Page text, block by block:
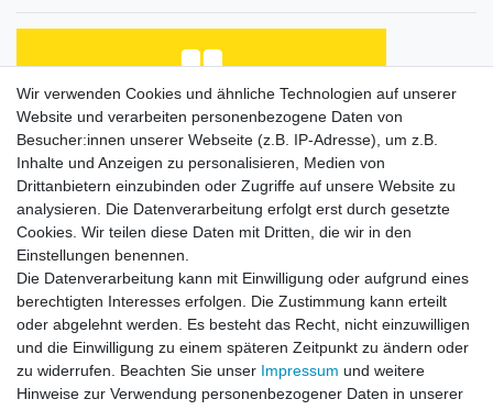
Habe Angelkayak gekauft, bin mit Abwicklung und
Preis zufrieden. Was fehlt, ist eine Beschreibung
Horst L., Steinach
Datum der Veröffentlichung: 26.07.2026
Datum der Kauferfahrung: 16.07.2026
253 Bewertungen
Wir verwenden Cookies und ähnliche Technologien auf unserer
Website und verarbeiten personenbezogene Daten von
Besucher:innen unserer Webseite (z.B. IP-Adresse), um z.B.
Inhalte und Anzeigen zu personalisieren, Medien von
Drittanbietern einzubinden oder Zugriffe auf unsere Website zu
analysieren. Die Datenverarbeitung erfolgt erst durch gesetzte
Cookies. Wir teilen diese Daten mit Dritten, die wir in den
Einstellungen benennen.
Die Datenverarbeitung kann mit Einwilligung oder aufgrund eines
berechtigten Interesses erfolgen. Die Zustimmung kann erteilt
oder abgelehnt werden. Es besteht das Recht, nicht einzuwilligen
und die Einwilligung zu einem späteren Zeitpunkt zu ändern oder
zu widerrufen. Beachten Sie unser Impressum und weitere
Hinweise zur Verwendung personenbezogener Daten in unserer